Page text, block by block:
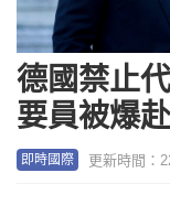
德國禁止
要員被爆
即時國際 更新時間：